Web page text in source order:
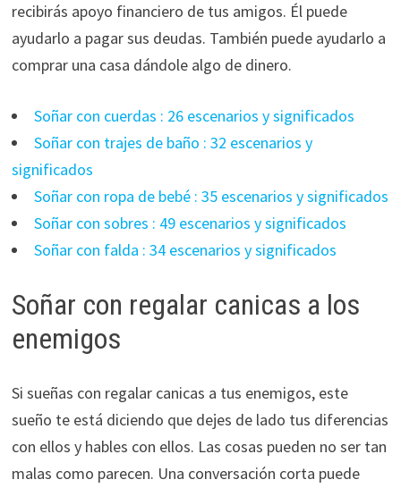
recibirás apoyo financiero de tus amigos. Él puede
ayudarlo a pagar sus deudas. También puede ayudarlo a
comprar una casa dándole algo de dinero.
Soñar con cuerdas : 26 escenarios y significados
Soñar con trajes de baño : 32 escenarios y
significados
Soñar con ropa de bebé : 35 escenarios y significados
Soñar con sobres : 49 escenarios y significados
Soñar con falda : 34 escenarios y significados
Soñar con regalar canicas a los
enemigos
Si sueñas con regalar canicas a tus enemigos, este
sueño te está diciendo que dejes de lado tus diferencias
con ellos y hables con ellos. Las cosas pueden no ser tan
malas como parecen. Una conversación corta puede